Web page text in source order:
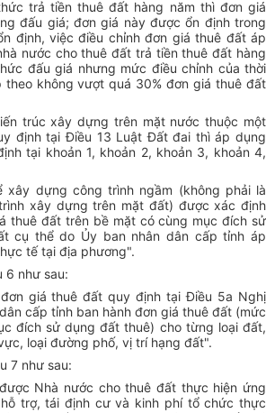
trả tiền thuê đất hàng năm thì đơn giá
đấu giá; đơn giá này được ổn định trong
định, việc điều chỉnh đơn giá thuê đất áp
nước cho thuê đất trả tiền thuê đất hàng
đấu giá nhưng mức điều chỉnh của thời
theo không vượt quá 30% đơn giá thuê đất
trúc xây dựng trên mặt nước thuộc một
định tại Điều 13 Luật Đất đai thì áp dụng
tại khoản 1, khoản 2, khoản 3, khoản 4,
xây dựng công trình ngầm (không phải là
xây dựng trên mặt đất) được xác định
thuê đất trên bề mặt có cùng mục đích sử
cụ thể do Ủy ban nhân dân cấp tỉnh áp
tế tại địa phương".
6 như sau:
giá thuê đất quy định tại Điều 5a Nghị
cấp tỉnh ban hành đơn giá thuê đất (mức
đích sử dụng đất thuê) cho từng loại đất,
loại đường phố, vị trí hạng đất".
7 như sau:
Nhà nước cho thuê đất thực hiện ứng
trợ, tái định cư và kinh phí tổ chức thực